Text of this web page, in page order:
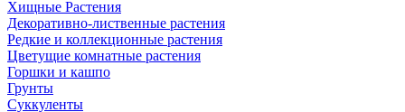
Хищные Растения
Декоративно-лиственные растения
Редкие и коллекционные растения
Цветущие комнатные растения
Горшки и кашпо
Грунты
Суккуленты